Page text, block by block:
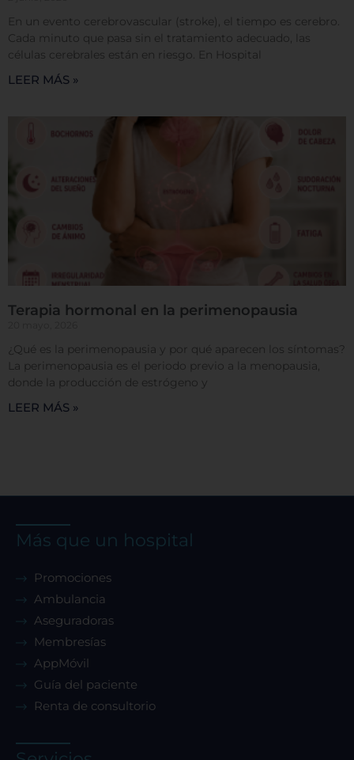
En un evento cerebrovascular (stroke), el tiempo es cerebro.
Cada minuto que pasa sin el tratamiento adecuado, las
células cerebrales están en riesgo. En Hospital
LEER MÁS »
Terapia hormonal en la perimenopausia
¿Qué es la perimenopausia y por qué aparecen los síntomas?
La perimenopausia es el periodo previo a la menopausia,
donde la producción de estrógeno y
LEER MÁS »
Más que un hospital
Promociones
Ambulancia
Aseguradoras
Membresías
AppMóvil
Guía del paciente
Renta de consultorio
Permitir todas
Sistema de personalización de cookies
Cookies dirigidas
Cookies de funcionalidad
Cookies de rendimiento
Rechazar todas